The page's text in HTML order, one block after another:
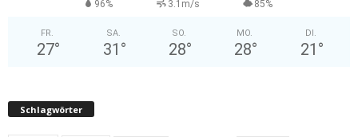
96% 3.1m/s 85%
FR.
27°
SA.
31 °
SO.
28°
MO.
28°
DI.
21 °
Schlagwörter